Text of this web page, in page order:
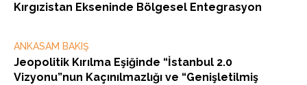
Kırgızistan Ekseninde Bölgesel Entegrasyon
ANKASAM BAKIŞ
Jeopolitik Kırılma Eşiğinde “İstanbul 2.0
Vizyonu”nun Kaçınılmazlığı ve “Genişletilmiş